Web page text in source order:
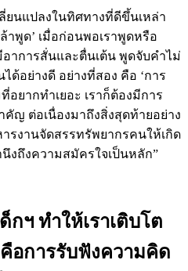
ยนแปลงในทิศทางที่ดีขึ้นเหล่า
าพูด’ เมื่อก่อนพอเราพูดหรือ
าการสั่นและตื่นเต้น พูดจับคำไม่
ด้อย่างดี อย่างที่สอง คือ ‘การ
อยากทำเยอะ เราก็ต้องมีการ
คัญ ต่อเนื่องมาถึงสิ่งสุดท้ายอย่าง
ารงานจัดสรรทรัพยากรคนให้เกิด
งถึงความสมัครใจเป็นหลัก”
ฯ ทำให้เราเติบโต
อการรับฟังความคิด